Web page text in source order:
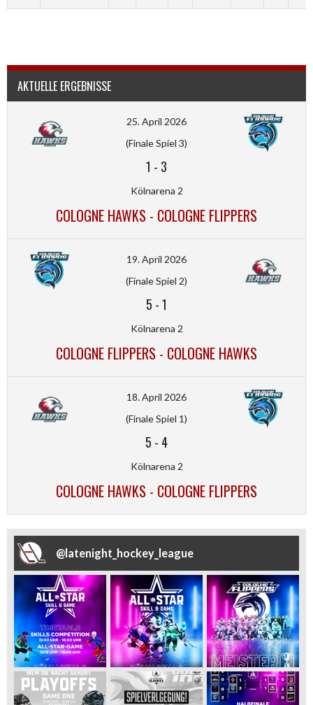
AKTUELLE ERGEBNISSE
25. April 2026
(Finale Spiel 3)
1 - 3
Kölnarena 2
COLOGNE HAWKS - COLOGNE FLIPPERS
19. April 2026
(Finale Spiel 2)
5 -1
Kölnarena 2
COLOGNE FLIPPERS - COLOGNE HAWKS
18. April 2026
(Finale Spiel 1)
5 - 4
Kölnarena 2
COLOGNE HAWKS - COLOGNE FLIPPERS
@latenight_hockey_league